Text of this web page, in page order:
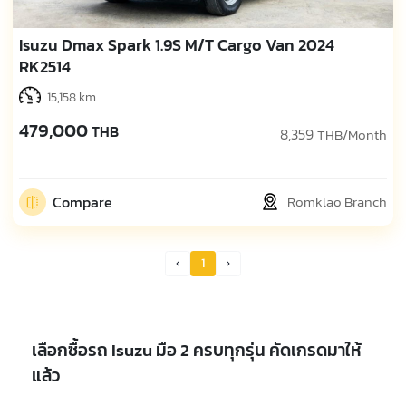
Isuzu Dmax Spark 1.9S M/T Cargo Van 2024
RK2514
15,158 km.
479,000THB 8,359THB/Month
Compare Romklao Branch
Prev Page
1 Next Page
เลือกซื้อรถ Isuzu มือ 2 ครบทุกรุ่น คัดเกรดมาให้
แล้ว